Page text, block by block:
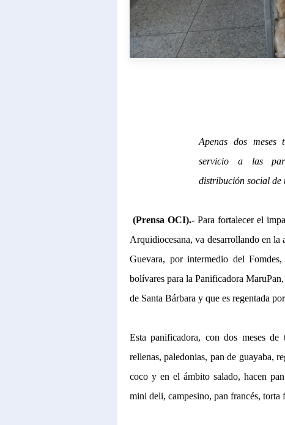
Apenas dos meses
servicio a las
distribución social de
(Prensa OCI).- Para fortalecer el
Arquidiocesana, va desarrollando en
Guevara, por intermedio del
bolívares para la Panificadora
de Santa Bárbara y que es regentada
Esta panificadora, con dos meses de
rellenas, paledonias, pan de guayaba,
coco y en el ámbito salado, hacen
mini deli, campesino, pan francés, torta